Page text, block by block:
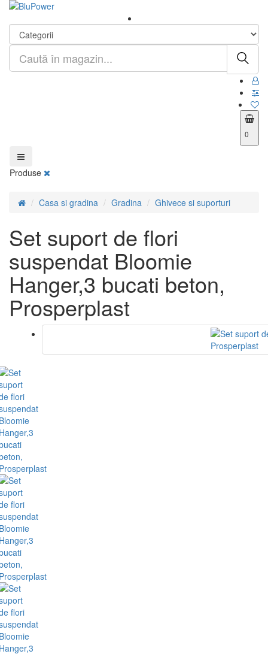
0
Produse
Casa si gradina Gradina Ghivece si suporturi
Set suport de flori
suspendat Bloomie
Hanger,3 bucati beton,
Prosperplast